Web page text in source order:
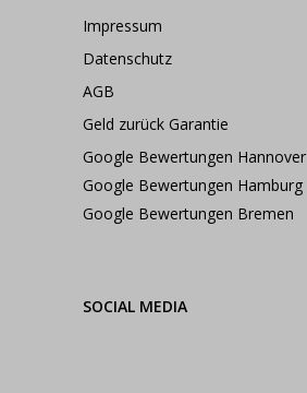
Impressum
Datenschutz
AGB
Geld zurück Garantie
Google Bewertungen Hannover
Google Bewertungen Hamburg
Google Bewertungen Bremen
SOCIAL MEDIA